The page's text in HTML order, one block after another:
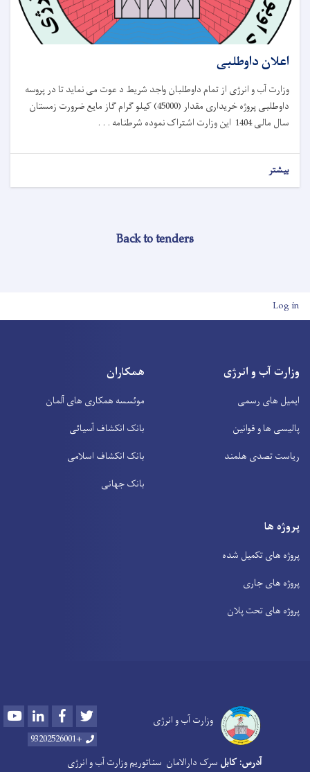
اعلان داوطلبی
وزارت آب و انرژی از تمام داوطلبان واجد شریط د عوت می نماید تا در پروسه
داوطلبی پروژه خریداری مقدار (45000) کیلو گرام گاز مایع ضرورت زمستان
سال مالی 1404 این وزارت اشتراک نموده شرطنامه . . .
بیشتر
Back to tenders
User account menu
Log in
وزارت آب و انرژی
ایمیل های رسمی
پالیسی ها و قوانین
ریاست تصدی هلمند
همکاران
موئسسه همکاری های آلمان
بانک انکشاف آسیائی
بانک انکشاف اسلامی
بانک جهانی
پروژه ها
پروژه های تکمیل شده
پروژه های جاری
پروژه های تحت پلان
وزارت آب و انرژی YoutubeLinkedInFacebook
+93202526001
آدرس: کابل سرک دارالامان سناتوریم وزارت آب و انرژی